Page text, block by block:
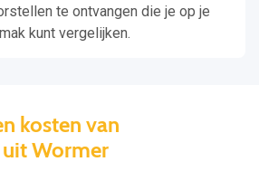
te ontvangen die je op je
kunt vergelijken.
kosten van
Wormer